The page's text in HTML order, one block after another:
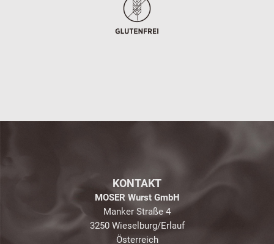
KONTAKT
MOSER Wurst GmbH
Manker Straße 4
3250 Wieselburg/Erlauf
Österreich